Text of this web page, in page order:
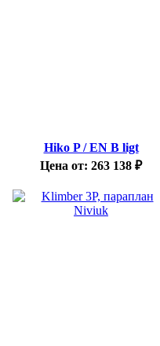
Hiko P / EN B ligt
Цена от: 263 138 ₽